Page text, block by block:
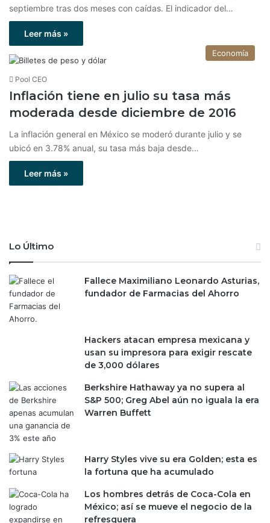
septiembre tras dos meses con caídas. El indicador del…
Leer más »
Economía
Pool CEO
Inflación tiene en julio su tasa más
moderada desde diciembre de 2016
La inflación general en México se moderó durante julio y se
ubicó en 3.78% anual, su tasa más baja desde…
Leer más »
Lo Último
Fallece Maximiliano Leonardo Asturias,
fundador de Farmacias del Ahorro
Hackers atacan empresa mexicana y
usan su impresora para exigir rescate
de 3,000 dólares
Berkshire Hathaway ya no supera al
S&P 500; Greg Abel aún no iguala la era
Warren Buffett
Harry Styles vive su era Golden; esta es
la fortuna que ha acumulado
Los hombres detrás de Coca-Cola en
México; así se mueve el negocio de la
refresquera